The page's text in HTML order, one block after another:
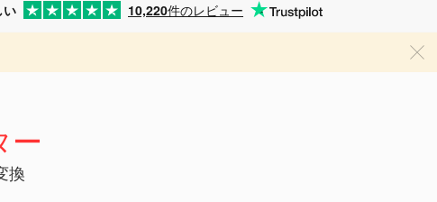
い 10,220件のレビュー
ー
換